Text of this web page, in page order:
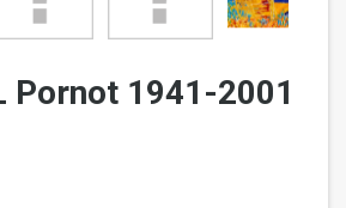
Pornot 1941-2001